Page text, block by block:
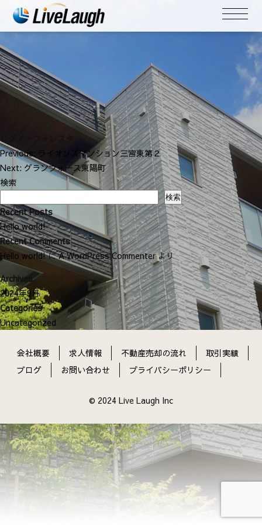
レグノ・フォレスタ
投
稿
ナ
ゲ
ー
シ
ョ
Previous: ライオンズマンション三宮東第２
Next: グランフォース東陽町
検索
検索
Recent Posts
Hello world!
Recent Comments
Hello world!にA WordPress Commenterより
Archives
2024年9月
Categories
Uncategorized
会社概要 求人情報 不動産売却の流れ
取引実績
ブログ
お問い合わせ プライバシーポリシー
© 2024 Live Laugh Inc